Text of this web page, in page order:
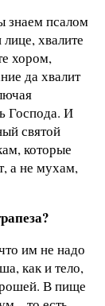
знаем псалом
хвалите
хором,
да хвалит
Господа. И
святой
которые
а не мухам,
им не надо
как и тело,
В пище